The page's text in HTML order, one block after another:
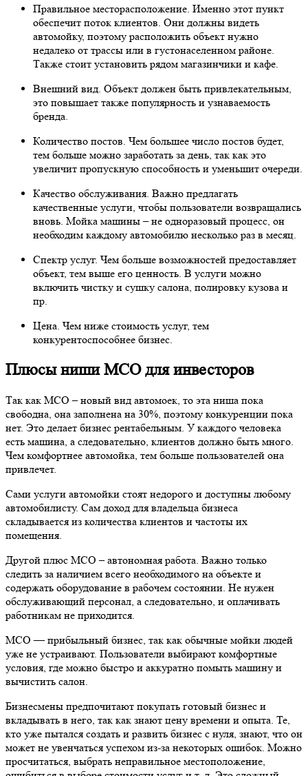
Правильное месторасположение. Именно этот пункт
обеспечит поток клиентов. Они должны видеть
автомойку, поэтому расположить объект нужно
недалеко от трассы или в густонаселенном районе.
Также стоит установить рядом магазинчики и кафе.
Внешний вид. Объект должен быть привлекательным,
это повышает также популярность и узнаваемость
бренда.
Количество постов. Чем большее число постов будет,
тем больше можно заработать за день, так как это
увеличит пропускную способность и уменьшит очереди.
Качество обслуживания. Важно предлагать
качественные услуги, чтобы пользователи возвращались
вновь. Мойка машины – не одноразовый процесс, он
необходим каждому автомобилю несколько раз в месяц.
Спектр услуг. Чем больше возможностей предоставляет
объект, тем выше его ценность. В услуги можно
включить чистку и сушку салона, полировку кузова и
пр.
Цена. Чем ниже стоимость услуг, тем
конкурентоспособнее бизнес.
Плюсы ниши МСО для инвесторов
Так как МСО – новый вид автомоек, то эта ниша пока
свободна, она заполнена на 30%, поэтому конкуренции пока
нет. Это делает бизнес рентабельным. У каждого человека
есть машина, а следовательно, клиентов должно быть много.
Чем комфортнее автомойка, тем больше пользователей она
привлечет.
Сами услуги автомойки стоят недорого и доступны любому
автомобилисту. Сам доход для владельца бизнеса
складывается из количества клиентов и частоты их
помещения.
Другой плюс МСО – автономная работа. Важно только
следить за наличием всего необходимого на объекте и
содержать оборудование в рабочем состоянии. Не нужен
обслуживающий персонал, а следовательно, и оплачивать
работникам не приходится.
МСО — прибыльный бизнес, так как обычные мойки людей
уже не устраивают. Пользователи выбирают комфортные
условия, где можно быстро и аккуратно помыть машину и
вычистить салон.
Бизнесмены предпочитают покупать готовый бизнес и
вкладывать в него, так как знают цену времени и опыта. Те,
кто уже пытался создать и развить бизнес с нуля, знают, что он
может не увенчаться успехом из-за некоторых ошибок. Можно
просчитаться, выбрать неправильное местоположение,